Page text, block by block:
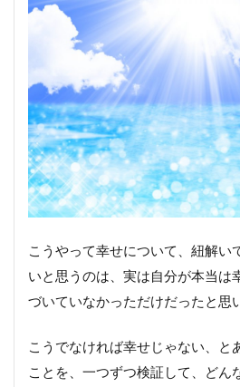
こうやって幸せについて、紐解い
いと思うのは、実は自分が本当は
づいていなかっただけだったと思
こうでなければ幸せじゃない、と
ことを、一つずつ検証して、どん